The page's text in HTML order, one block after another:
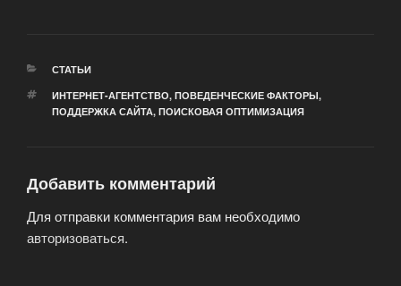
РУБРИКИ
СТАТЬИ
МЕТКИ
ИНТЕРНЕТ-АГЕНТСТВО, ПОВЕДЕНЧЕСКИЕ ФАКТОРЫ,
ПОДДЕРЖКА САЙТА, ПОИСКОВАЯ ОПТИМИЗАЦИЯ
Добавить комментарий
Для отправки комментария вам необходимо
авторизоваться.